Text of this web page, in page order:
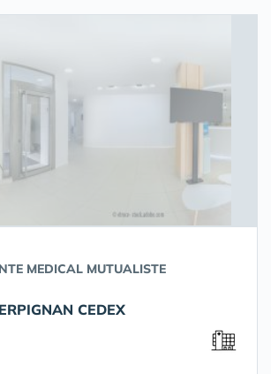
MEDICAL MUTUALISTE
CEDEX